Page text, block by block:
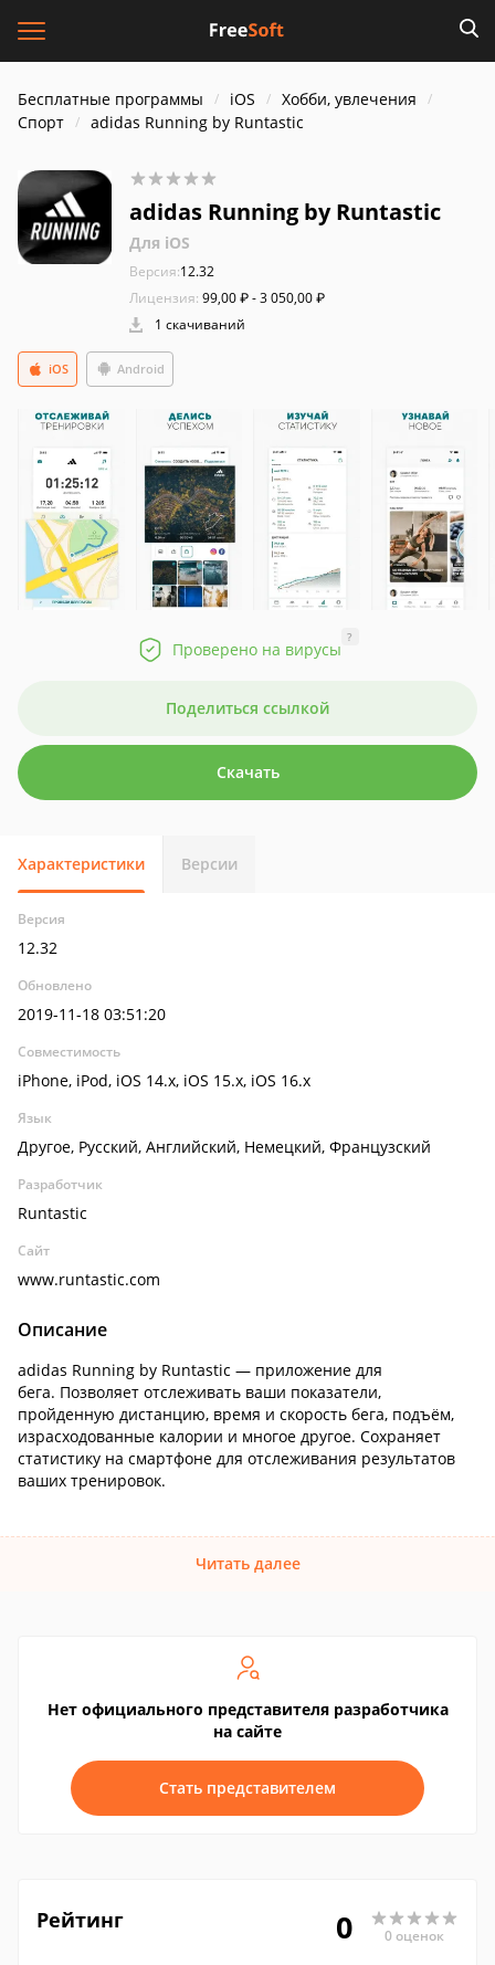
Бесплатные программы iOS
Хобби, увлечения
Спорт
adidas Running by Runtastic
adidas Running by Runtastic
Для iOS
Версия:12.32
Лицензия: 99,00 ₽ - 3 050,00 ₽
1 скачиваний
Android
iOS
Проверено на вирусы
?
Поделиться ссылкой
Скачать
Характеристики Версии
Версия
12.32
Обновлено
2019-11-18 03:51:20
Совместимость
iPhone, iPod, iOS 14.x, iOS 15.x, iOS 16.x
Язык
Другое, Русский, Английский, Немецкий, Французский
Разработчик
Runtastic
Сайт
www.runtastic.com
Описание
adidas Running by Runtastic — приложение для
бега. Позволяет отслеживать ваши показатели,
пройденную дистанцию, время и скорость бега, подъём,
израсходованные калории и многое другое. Сохраняет
статистику на смартфоне для отслеживания результатов
ваших тренировок.
Читать далее
Нет официального представителя разработчика
на сайте
Стать представителем
Рейтинг 0 0 оценок